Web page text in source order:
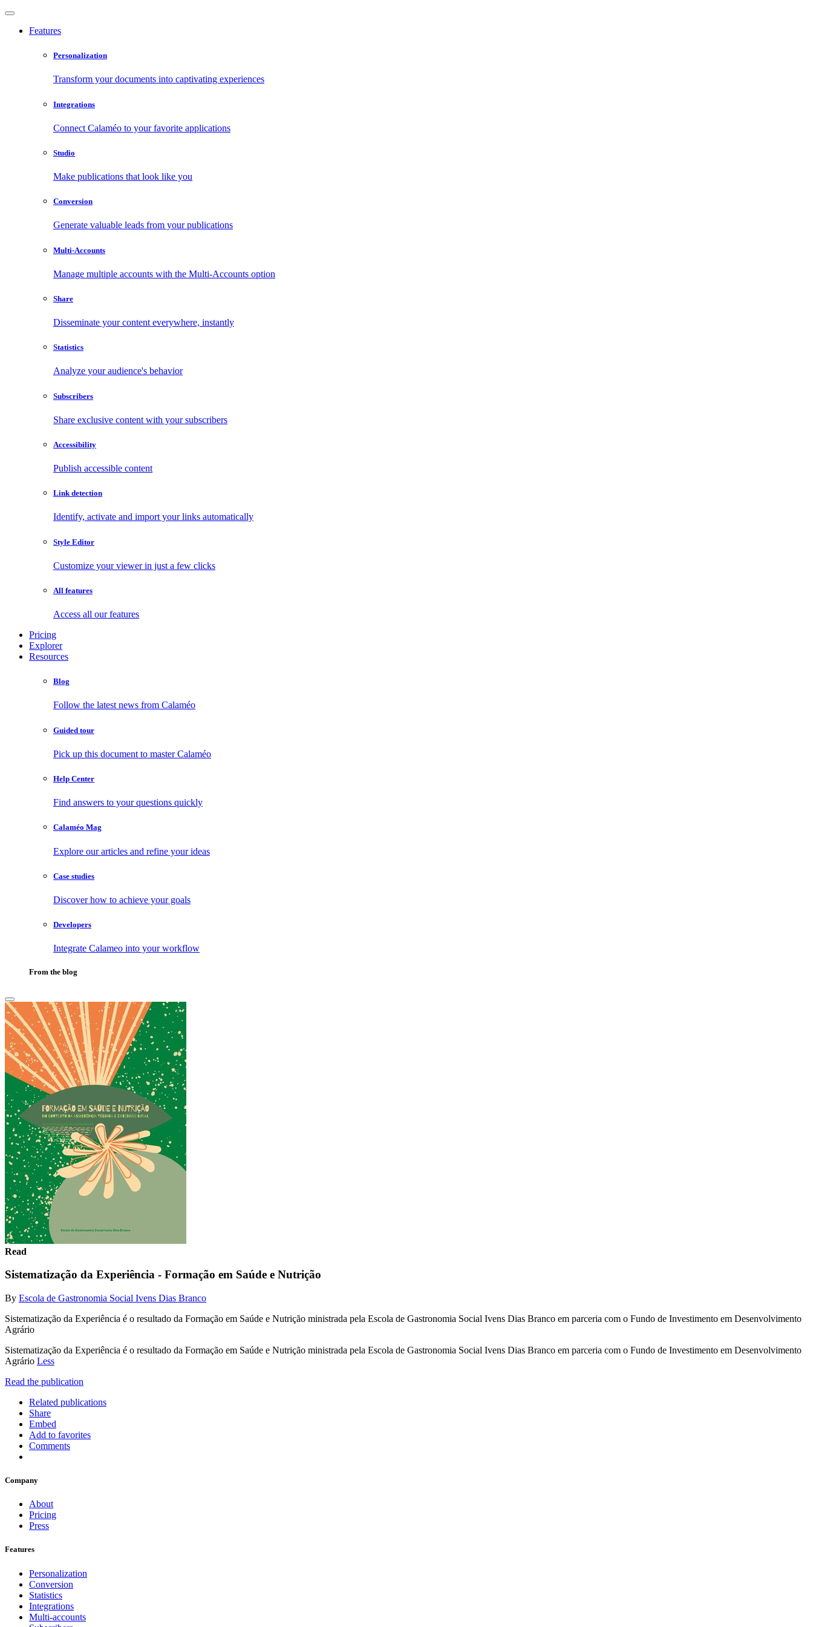
Features
Personalization
Transform your documents into captivating experiences
Integrations
Connect Calaméo to your favorite applications
Studio
Make publications that look like you
Conversion
Generate valuable leads from your publications
Multi-Accounts
Manage multiple accounts with the Multi-Accounts option
Share
Disseminate your content everywhere, instantly
Statistics
Analyze your audience's behavior
Subscribers
Share exclusive content with your subscribers
Accessibility
Publish accessible content
Link detection
Identify, activate and import your links automatically
Style Editor
Customize your viewer in just a few clicks
All features
Access all our features
Pricing
Explorer
Resources
Blog
Follow the latest news from Calaméo
Guided tour
Pick up this document to master Calaméo
Help Center
Find answers to your questions quickly
Calaméo Mag
Explore our articles and refine your ideas
Case studies
Discover how to achieve your goals
Developers
Integrate Calameo into your workflow
From the blog
Read
Sistematização da Experiência - Formação em Saúde e Nutrição
By Escola de Gastronomia Social Ivens Dias Branco
Sistematização da Experiência é o resultado da Formação em Saúde e Nutrição ministrada pela Escola de Gastronomia Social Ivens Dias Branco em parceria com o Fundo de Investimento em Desenvolvimento
Agrário
Sistematização da Experiência é o resultado da Formação em Saúde e Nutrição ministrada pela Escola de Gastronomia Social Ivens Dias Branco em parceria com o Fundo de Investimento em Desenvolvimento
Agrário Less
Read the publication
Related publications
Share
Embed
Add to favorites
Comments
Company
About
Pricing
Press
Features
Personalization
Conversion
Statistics
Integrations
Multi-accounts